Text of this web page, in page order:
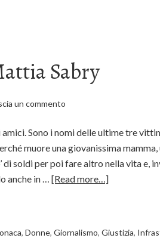
Sabry
un commento
amici. Sono i nomi delle ultime tre
muore una giovanissima
di soldi per poi fare altro nella vita e,
anche in … [Read more…]
, Donne, Giornalismo, Giustizia,